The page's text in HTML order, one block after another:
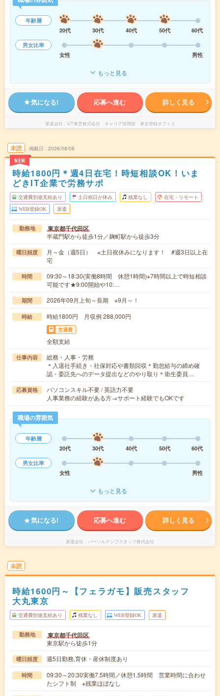
年齢層
20代
30代 40代 50代
60代
男女比率
女性
男性
もっと見る
気になる! 応募へ進む 詳しく見る
派遣会社 UT東芝株式会社 キャリア採用部 東京登録オフィス
未読
NEW
掲載日 2026/08/08
時給1800円＊週4日在宅！時短相談OK！いま
どきIT企業で労務サポ
交通費別途支給あり 土日祝日が休み 残業なし 在宅・リモート
WEB登録OK 派遣
勤務地 東京都千代田区
半蔵門駅から徒歩1分／麹町駅から徒歩3分
曜日頻度
月～金（週5日） ※土日祝休みになります！ #週3日以上在
宅
時間
09:30～18:30(実働8時間 休憩1時間)※7時間以上で時短相談
可能です★9:00開始や10:…
期間 2026年09月上旬～長期 ※9月～！
時給 時給1800円 月収例 288,000円
交通費
全額支給
仕事内容
総務・人事・労務
＊入退社手続き・社保対応や書類回収＊勤怠給与の締め確
認・委託先へのデータ提出などのやり取り＊衛生委員…
応募資格
パソコンスキル不要 / 英語力不要
人事業務の経験がある方→サポート経験でもOKです
職場の雰囲気
年齢層
20代
30代 40代 50代
60代
男女比率
女性
男性
もっと見る
気になる! 応募へ進む 詳しく見る
派遣会社 パーソルテンプスタッフ株式会社
未読
時給1600円～【フェラガモ】販売スタッフ
大丸東京
交通費別途支給あり 残業なし WEB登録OK 派遣
勤務地 東京都千代田区
東京駅から徒歩1分
曜日頻度 週5日勤務,育休・産休制度あり
時間
09:30～20:30実働7.5時間／休憩1.5時間 営業時間に合わせ
たシフト制 ※残業ほぼなし